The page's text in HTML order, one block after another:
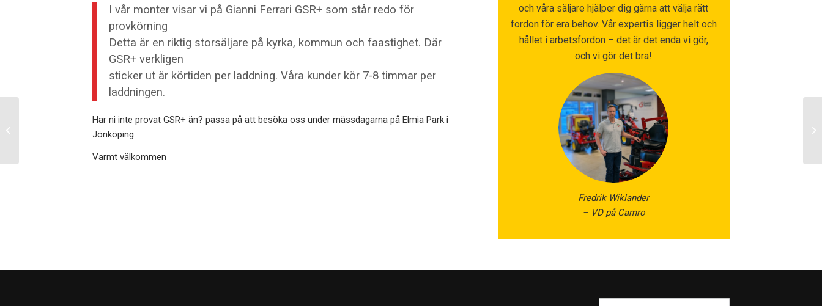
I vår monter visar vi på Gianni Ferrari GSR+ som står redo för
provkörning
Detta är en riktig storsäljare på kyrka, kommun och faastighet. Där
GSR+ verkligen
sticker ut är körtiden per laddning. Våra kunder kör 7-8 timmar per
laddningen.
Har ni inte provat GSR+ än? passa på att besöka oss under mässdagarna på Elmia Park i
Jönköping.
Varmt välkommen
och våra säljare hjälper dig gärna att välja rätt
fordon för era behov. Vår expertis ligger helt och
hållet i arbetsfordon – det är det enda vi gör,
och vi gör det bra!
Fredrik Wiklander
– VD på Camro
Ny importör för Remarc